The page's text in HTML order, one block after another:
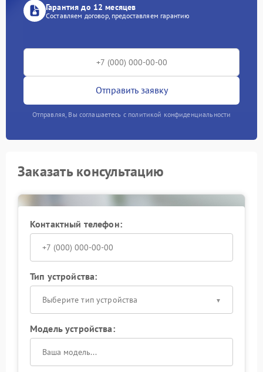
Гарантия до 12 месяцев
Составляем договор, предоставляем гарантию
Отправить заявку
Отправляя, Вы соглашаетесь с политикой конфиденциальности
Заказать консультацию
Контактный телефон:
Тип устройства:
Выберите тип устройства
Модель устройства: